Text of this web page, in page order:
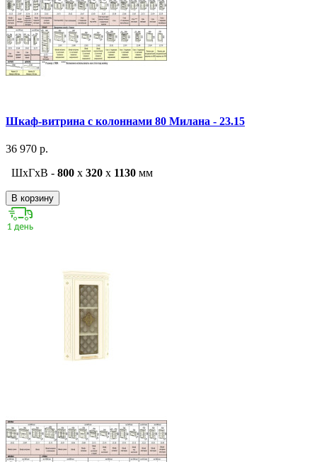
Шкаф-витрина с колоннами 80 Милана - 23.15
36 970 р.
ШxГxВ - 800 x 320 x 1130 мм
В корзину